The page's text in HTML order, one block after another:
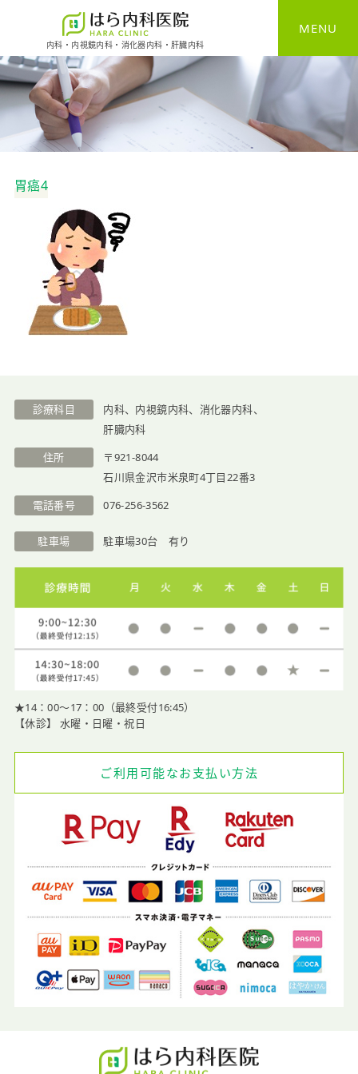
内科・内視鏡内科・消化器内科・肝臓内科
MENU
HOME
一般内科
消化器内科
胃癌4
診療科目
内科、内視鏡内科、消化器内科、
肝臓内科
住所
〒921-8044
石川県金沢市米泉町4丁目22番3
電話番号
076-256-3562
駐車場 駐車場30台 有り
★14：00〜17：00（最終受付16:45）
【休診】 水曜・日曜・祝日
ご利用可能なお支払い方法